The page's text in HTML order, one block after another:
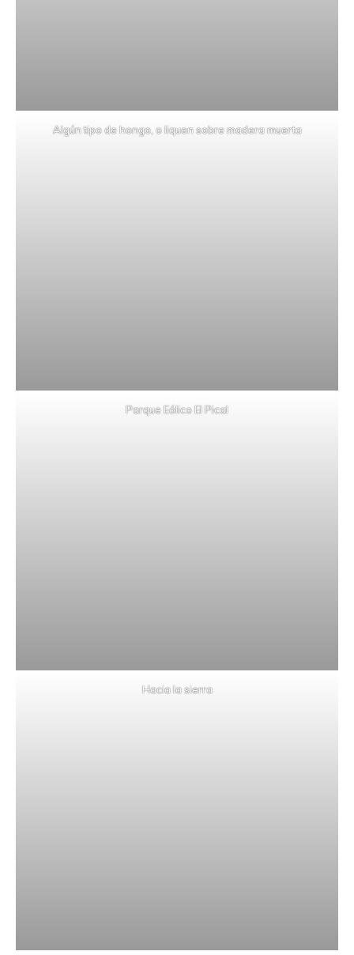
Algún tipo de hongo, o liquen sobre madera muerta
Parque Eólico El Pical
Hacia la sierra